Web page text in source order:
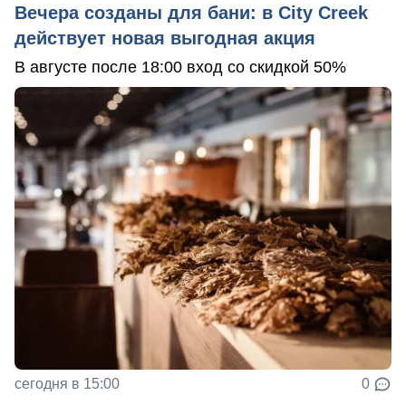
Вечера созданы для бани: в City Creek
действует новая выгодная акция
В августе после 18:00 вход со скидкой 50%
сегодня в 15:00 0